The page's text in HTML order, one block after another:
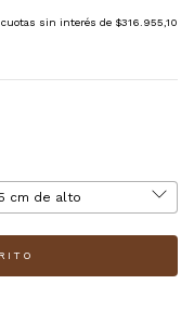
cuotas sin interés de $316.955,10